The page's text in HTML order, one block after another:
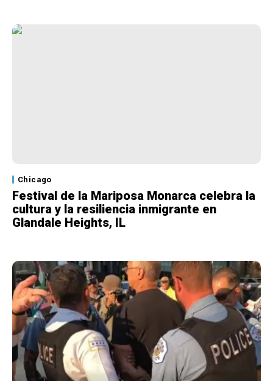
Chicago
Festival de la Mariposa Monarca celebra la
cultura y la resiliencia inmigrante en
Glandale Heights, IL